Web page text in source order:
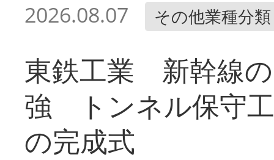
2026.08.07 その他業種分類
東鉄工業 新幹線
強 トンネル保守
の完成式